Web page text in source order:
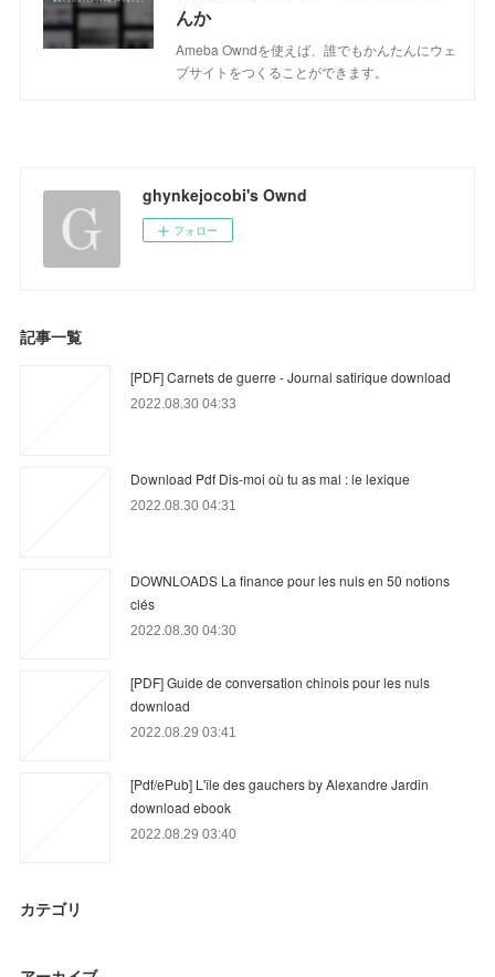
んか
Ameba Owndを使えば、誰でもかんたんにウェ
ブサイトをつくることができます。
ghynkejocobi's Ownd
フォロー
記事一覧
[PDF] Carnets de guerre - Journal satirique download
2022.08.30 04:33
Download Pdf Dis-moi où tu as mal : le lexique
2022.08.30 04:31
DOWNLOADS La finance pour les nuls en 50 notions
clés
2022.08.30 04:30
[PDF] Guide de conversation chinois pour les nuls
download
2022.08.29 03:41
[Pdf/ePub] L'île des gauchers by Alexandre Jardin
download ebook
2022.08.29 03:40
カテゴリ